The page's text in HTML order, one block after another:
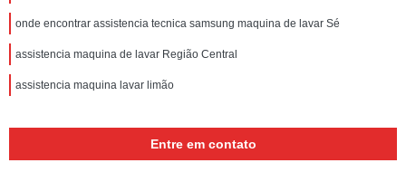
onde encontrar assistencia tecnica samsung maquina de lavar Sé
assistencia maquina de lavar Região Central
assistencia maquina lavar limão
Entre em contato